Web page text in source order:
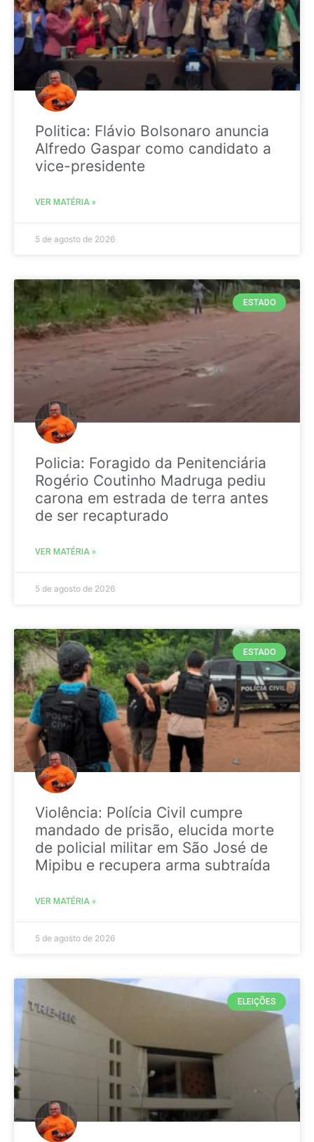
Politica: Flávio Bolsonaro anuncia
Alfredo Gaspar como candidato a
vice-presidente
VER MATÉRIA »
5 de agosto de 2026
ESTADO
Policia: Foragido da Penitenciária
Rogério Coutinho Madruga pediu
carona em estrada de terra antes
de ser recapturado
VER MATÉRIA »
5 de agosto de 2026
ESTADO
Violência: Polícia Civil cumpre
mandado de prisão, elucida morte
de policial militar em São José de
Mipibu e recupera arma subtraída
VER MATÉRIA »
5 de agosto de 2026
ELEIÇÕES